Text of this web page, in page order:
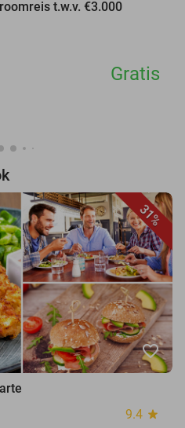
t.w.v. €3.000
Gratis
31%
favorite_border
9.4 star